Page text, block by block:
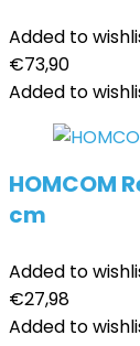
Added to
€73,90
Added to
HOMCOM
cm
Added to
€27,98
Added to